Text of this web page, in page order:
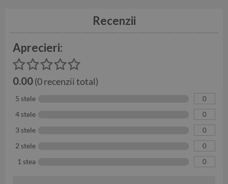
Recenzii
Aprecieri:
0.00(0 recenzii total)
5 stele 0
4 stele 0
3 stele 0
2 stele 0
1 stea 0